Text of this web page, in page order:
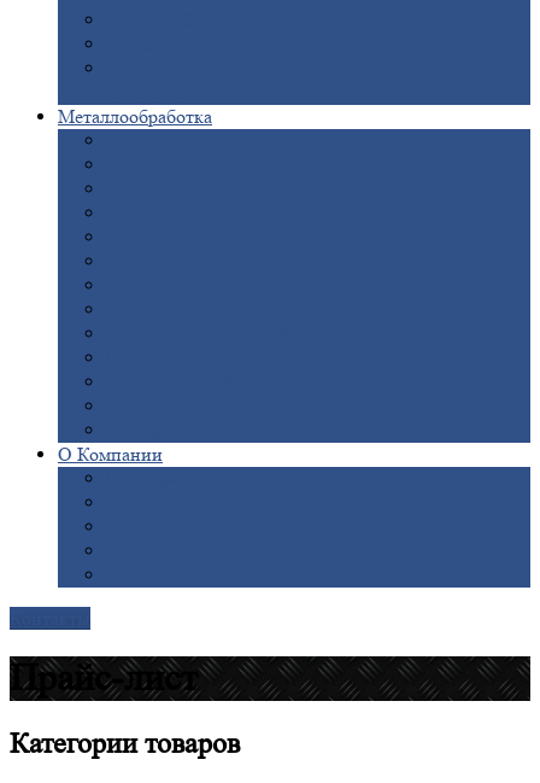
Металлообработка
О Компании
Прайс-лист
Категориитоваров